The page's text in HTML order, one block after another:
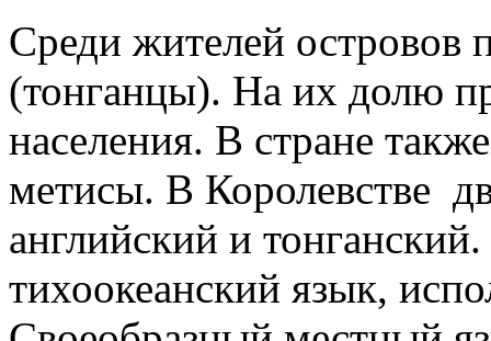
Среди жителей островов
(тонганцы). На их долю
населения. В стране
метисы. В Королевстве
английский и
тихоокеанский язык,